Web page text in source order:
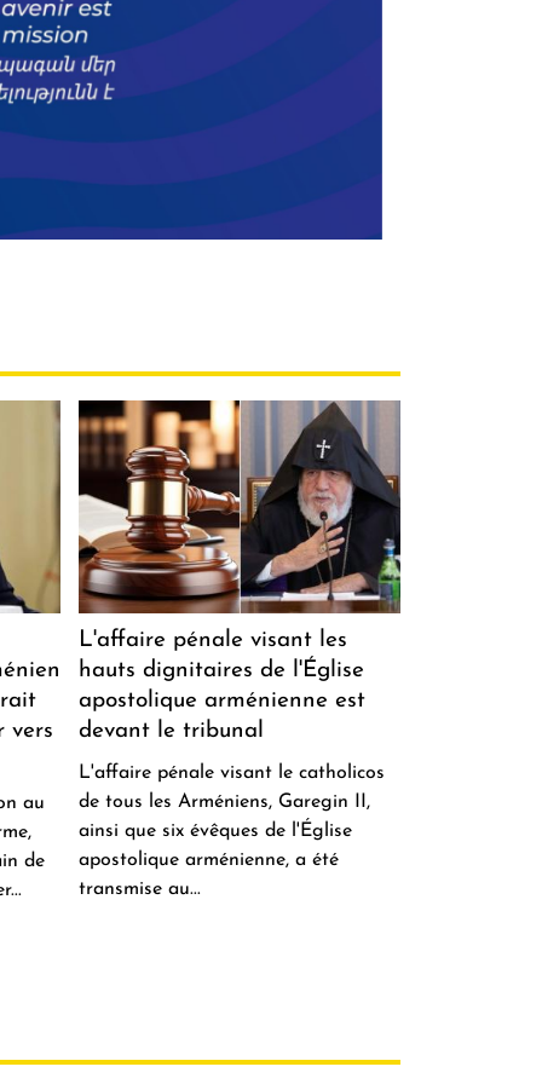
vers
au
de
L'affaire pénale visant les
hauts dignitaires de l'Église
apostolique arménienne est
devant le tribunal
L'affaire pénale visant le catholicos
de tous les Arméniens, Garegin II,
ainsi que six évêques de l'Église
apostolique arménienne, a été
transmise au...